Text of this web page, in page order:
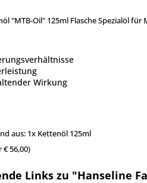
"MTB-Oil" 125ml Flasche Spezialöl
Wirkung
aus: 1x Kettenöl 125ml
56,00)
Links zu "Hanseline